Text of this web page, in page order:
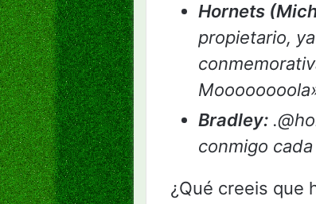
Hornets
propietario,
Bradley:
conmigo
¿Qué creeis que